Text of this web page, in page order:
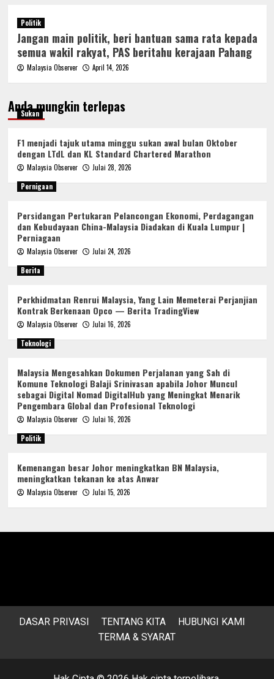
Politik
Jangan main politik, beri bantuan sama rata kepada
semua wakil rakyat, PAS beritahu kerajaan Pahang
Malaysia Observer April 14, 2026
Anda mungkin terlepas
Sukan
F1 menjadi tajuk utama minggu sukan awal bulan Oktober
dengan LTdL dan KL Standard Chartered Marathon
Malaysia Observer
Julai 28, 2026
Pernigaan
Persidangan Pertukaran Pelancongan Ekonomi, Perdagangan
dan Kebudayaan China-Malaysia Diadakan di Kuala Lumpur |
Perniagaan
Malaysia Observer
Julai 24, 2026
Berita
Perkhidmatan Renrui Malaysia, Yang Lain Memeterai Perjanjian
Kontrak Berkenaan Opco — Berita TradingView
Malaysia Observer
Julai 16, 2026
Teknologi
Malaysia Mengesahkan Dokumen Perjalanan yang Sah di
Komune Teknologi Balaji Srinivasan apabila Johor Muncul
sebagai Digital Nomad DigitalHub yang Meningkat Menarik
Pengembara Global dan Profesional Teknologi
Malaysia Observer
Julai 16, 2026
Politik
Kemenangan besar Johor meningkatkan BN Malaysia,
meningkatkan tekanan ke atas Anwar
Malaysia Observer Julai 15, 2026
DASAR PRIVASI TENTANG KITA
HUBUNGI KAMI
TERMA & SYARAT